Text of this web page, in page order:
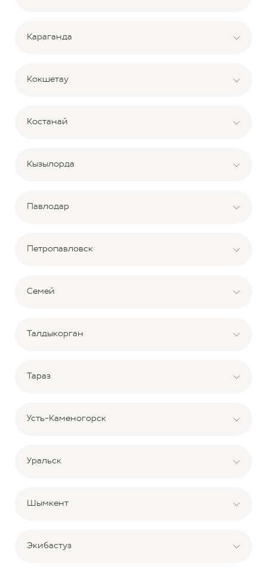
Караганда
Кокшетау
Костанай
Кызылорда
Павлодар
Петропавловск
Семей
Талдыкорган
Тараз
Усть-Каменогорск
Уральск
Шымкент
Экибастуз